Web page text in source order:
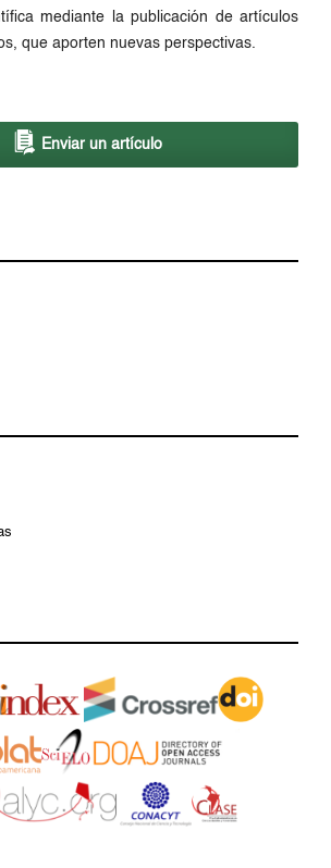
mediante la publicación de artículos
que aporten nuevas perspectivas.
Enviar un artículo